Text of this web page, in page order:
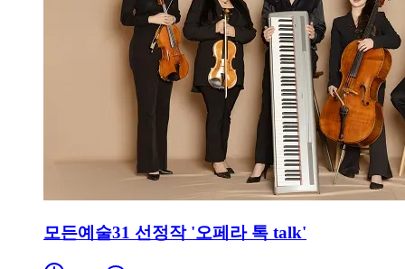
모든예술31 선정작 '오페라 톡 talk'